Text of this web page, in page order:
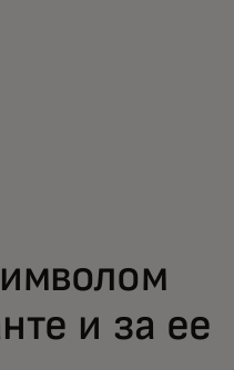
и за ее